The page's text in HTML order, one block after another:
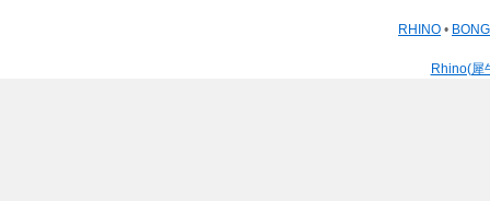
RHINO •
Rhino(犀